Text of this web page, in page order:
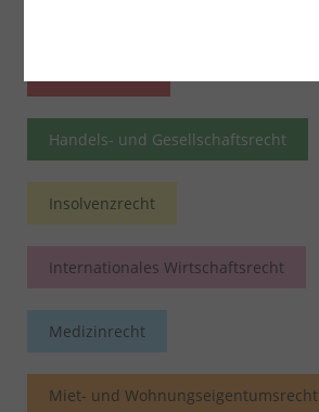
Handels- und Gesellschaftsrecht
Insolvenzrecht
Internationales Wirtschaftsrecht
Medizinrecht
Miet- und Wohnungseigentumsrecht